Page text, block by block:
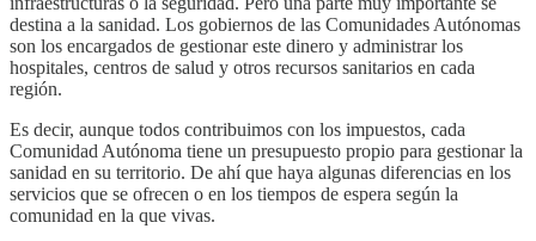
destina a la sanidad. Los gobiernos de las Comunidades Autónomas
son los encargados de gestionar este dinero y administrar los
hospitales, centros de salud y otros recursos sanitarios en cada
región.
Es decir, aunque todos contribuimos con los impuestos, cada
Comunidad Autónoma tiene un presupuesto propio para gestionar la
sanidad en su territorio. De ahí que haya algunas diferencias en los
servicios que se ofrecen o en los tiempos de espera según la
comunidad en la que vivas.